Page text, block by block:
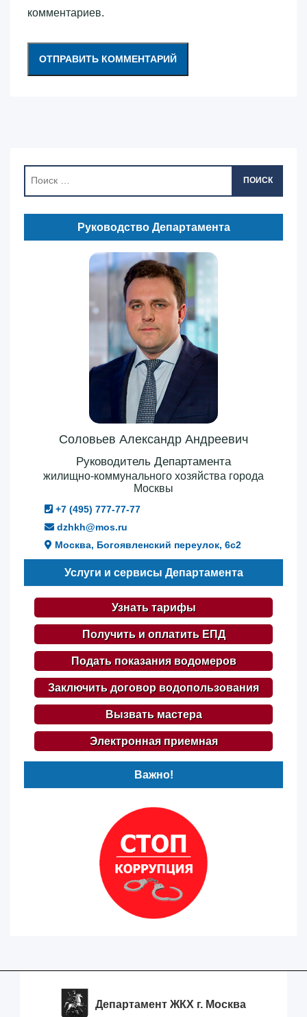
комментариев.
ПОИСК
Руководство Департамента
Соловьев Александр Андреевич
Руководитель Департамента
жилищно-коммунального хозяйства города
Москвы
+7 (495) 777-77-77
dzhkh@mos.ru
Москва, Богоявленский переулок, 6с2
Услуги и сервисы Департамента
Узнать тарифы
Получить и оплатить ЕПД
Подать показания водомеров
Заключить договор водопользования
Вызвать мастера
Электронная приемная
Важно!
Департамент ЖКХ г. Москва